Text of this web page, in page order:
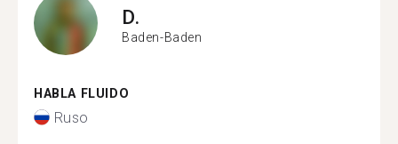
D.
Baden-Baden
HABLA FLUIDO
Ruso